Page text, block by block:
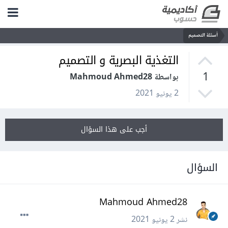
أسئلة التصميم
1
التغذية البصرية و التصميم
بواسطة Mahmoud Ahmed28
2 يونيو 2021
أجب على هذا السؤال
السؤال
Mahmoud Ahmed28
نشر2 يونيو 2021